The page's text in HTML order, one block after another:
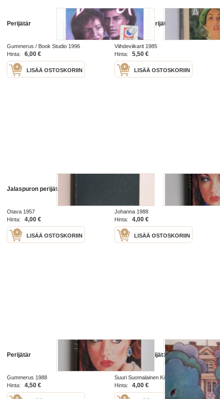
Perijätär
Gummerus / Book Studio 1996
Hinta:
6,00 €
LISÄÄ OSTOSKORIIN
Paheellinen perijätär
Viihdeviikarit 1985
Hinta:
5,50 €
LISÄÄ OSTOSKORIIN
Jalaspuron perijätär
Otava 1957
Hinta:
4,00 €
LISÄÄ OSTOSKORIIN
Johanna 1988
Hinta:
4,00 €
LISÄÄ OSTOSKORIIN
Perijätär
Gummerus 1988
Hinta:
4,50 €
Sankkalan perijätär
Suuri Suomalainen Kirjakerho 1973
Hinta:
4,00 €